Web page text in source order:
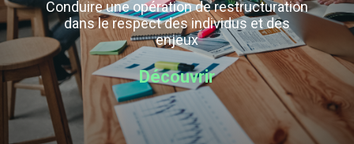
Conduire une opération de restructuration
dans le respect des individus et des
enjeux
Découvrir